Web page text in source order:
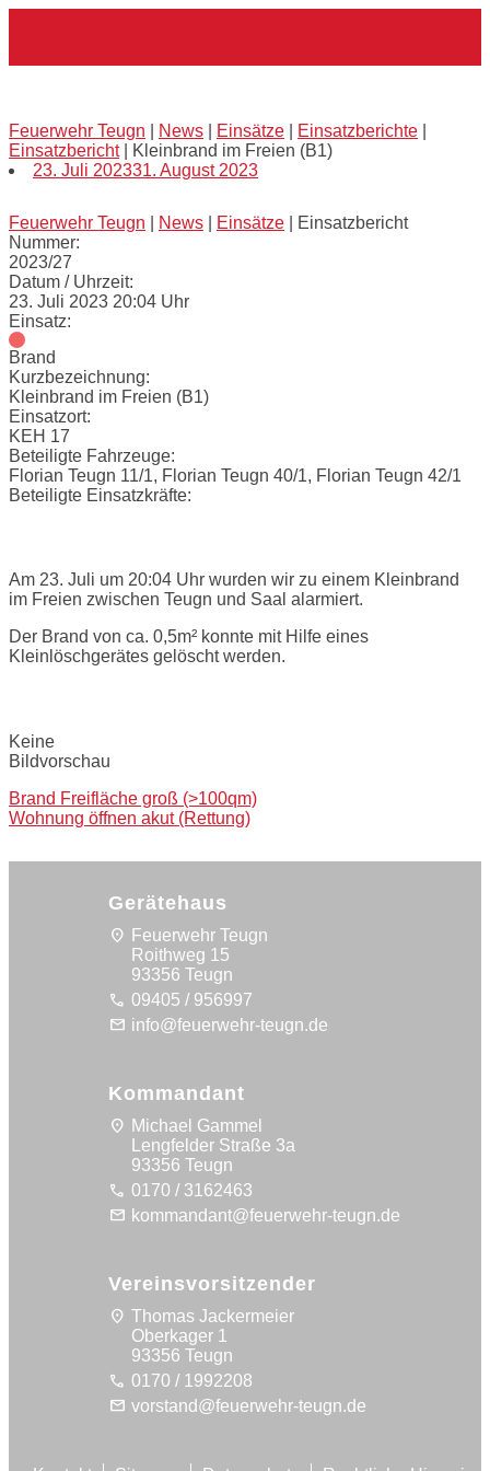
Feuerwehr Teugn News Einsätze Einsatzberichte
Einsatzbericht|
Kleinbrand im Freien (B1)
23. Juli 202331. August 2023
Feuerwehr Teugn News Einsätze
Einsatzbericht
Nummer:
2023/27
Datum / Uhrzeit:
23. Juli 2023 20:04 Uhr
Einsatz:
Brand
Kurzbezeichnung:
Kleinbrand im Freien (B1)
Einsatzort:
KEH 17
Beteiligte Fahrzeuge:
Florian Teugn 11/1, Florian Teugn 40/1, Florian Teugn 42/1
Beteiligte Einsatzkräfte:
Am 23. Juli um 20:04 Uhr wurden wir zu einem Kleinbrand
im Freien zwischen Teugn und Saal alarmiert.
Der Brand von ca. 0,5m² konnte mit Hilfe eines
Kleinlöschgerätes gelöscht werden.
Keine
Bildvorschau
Post
navigation
Brand Freifläche groß (>100qm)
Wohnung öffnen akut (Rettung)
Gerätehaus
location_on Feuerwehr Teugn
Roithweg 15
93356 Teugn
call 09405 / 956997
mail info@feuerwehr-teugn.de
Kommandant
location_on Michael Gammel
Lengfelder Straße 3a
93356 Teugn
call 0170 / 3162463
mail kommandant@feuerwehr-teugn.de
Vereinsvorsitzender
location_on Thomas Jackermeier
Oberkager 1
93356 Teugn
call 0170 / 1992208
mail vorstand@feuerwehr-teugn.de